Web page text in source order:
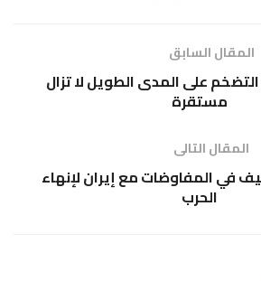
المقال السابق
على المدى الطويل لا تزال
مستقرة
المقال التالى
في المفاوضات مع إيران لإنهاء
الحرب